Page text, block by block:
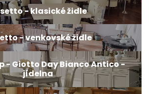
- klasické židle
- venkovské židle
- Giotto Day Bianco Antico -
jídelna